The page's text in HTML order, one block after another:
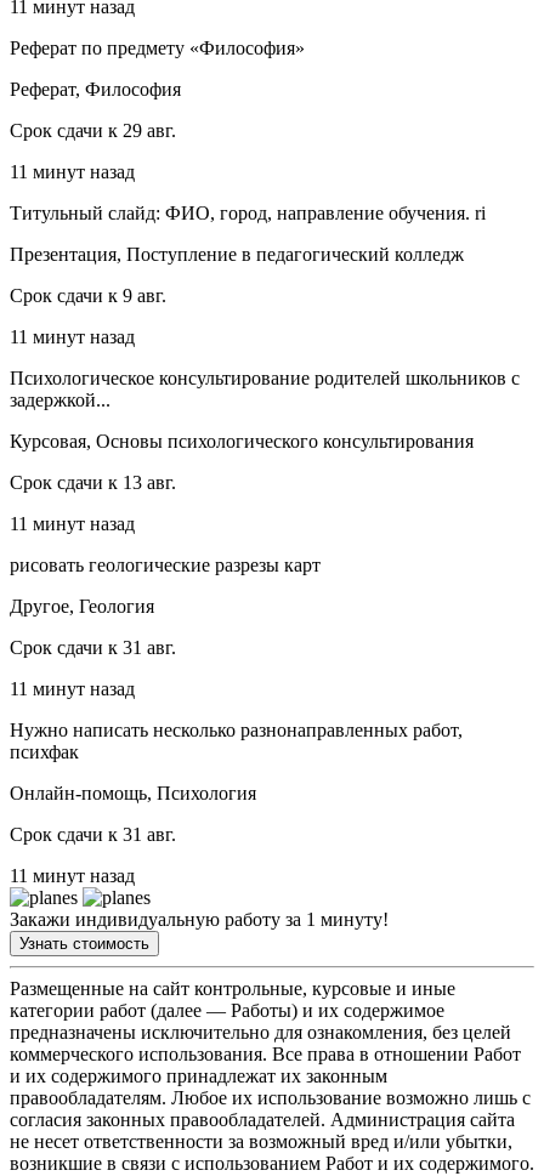
11 минут назад
Реферат по предмету «Философия»
Реферат, Философия
Срок сдачи к 29 авг.
11 минут назад
Титульный слайд: ФИО, город, направление обучения. ri
Презентация, Поступление в педагогический колледж
Срок сдачи к 9 авг.
11 минут назад
Психологическое консультирование родителей школьников с
задержкой...
Курсовая, Основы психологического консультирования
Срок сдачи к 13 авг.
11 минут назад
рисовать геологические разрезы карт
Другое, Геология
Срок сдачи к 31 авг.
11 минут назад
Нужно написать несколько разнонаправленных работ,
психфак
Онлайн-помощь, Психология
Срок сдачи к 31 авг.
11 минут назад
Закажи индивидуальную работу за 1 минуту!
Узнать стоимость
Размещенные на сайт контрольные, курсовые и иные
категории работ (далее — Работы) и их содержимое
предназначены исключительно для ознакомления, без целей
коммерческого использования. Все права в отношении Работ
и их содержимого принадлежат их законным
правообладателям. Любое их использование возможно лишь с
согласия законных правообладателей. Администрация сайта
не несет ответственности за возможный вред и/или убытки,
возникшие в связи с использованием Работ и их содержимого.